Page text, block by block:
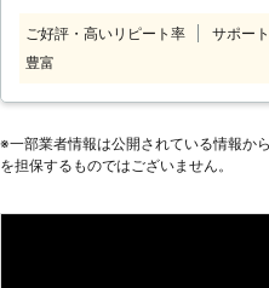
緒
い
い】 ①御依頼主様の性別、年齢、家
担
た
い
ウ
と
を
を
ご好評・高いリピート率 サポー
豊富
※⼀部業者情報は公開されている情報か
を担保するものではございません。